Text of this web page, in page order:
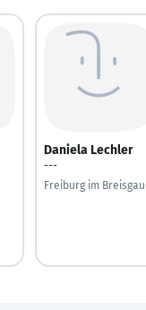
Daniela Lechler
---
Freiburg im Breisgau